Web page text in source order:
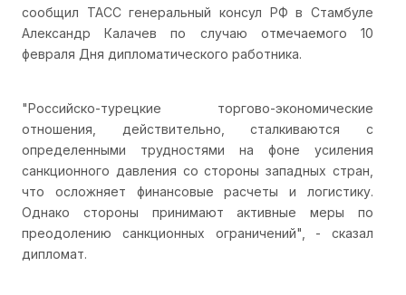
сообщил ТАСС генеральный консул РФ в Стамбуле
Александр Калачев по случаю отмечаемого 10
февраля Дня дипломатического работника.
"Российско-турецкие торгово-экономические
отношения, действительно, сталкиваются с
определенными трудностями на фоне усиления
санкционного давления со стороны западных стран,
что осложняет финансовые расчеты и логистику.
Однако стороны принимают активные меры по
преодолению санкционных ограничений", - сказал
дипломат.